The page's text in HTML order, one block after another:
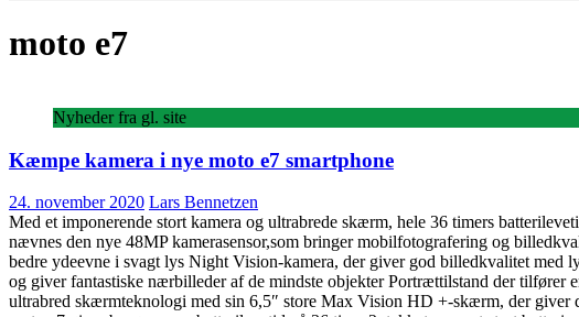
moto e7
Nyheder fra gl. site
Kæmpe kamera i nye moto e7 smartphone
24. november 2020 Lars Bennetzen
Med et imponerende stort kamera og ultrabrede skærm, hele 36 timers
nævnes den nye 48MP kamerasensor,som bringer mobilfotografering og
bedre ydeevne i svagt lys Night Vision-kamera, der giver god billedkvalitet med
og giver fantastiske nærbilleder af de mindste objekter Portrættilstand der tilfører
ultrabred skærmteknologi med sin 6,5″ store Max Vision HD +-skærm, der giver